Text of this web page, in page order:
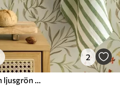
2
Gula och röda blommor på en ljusgrön bakgrund